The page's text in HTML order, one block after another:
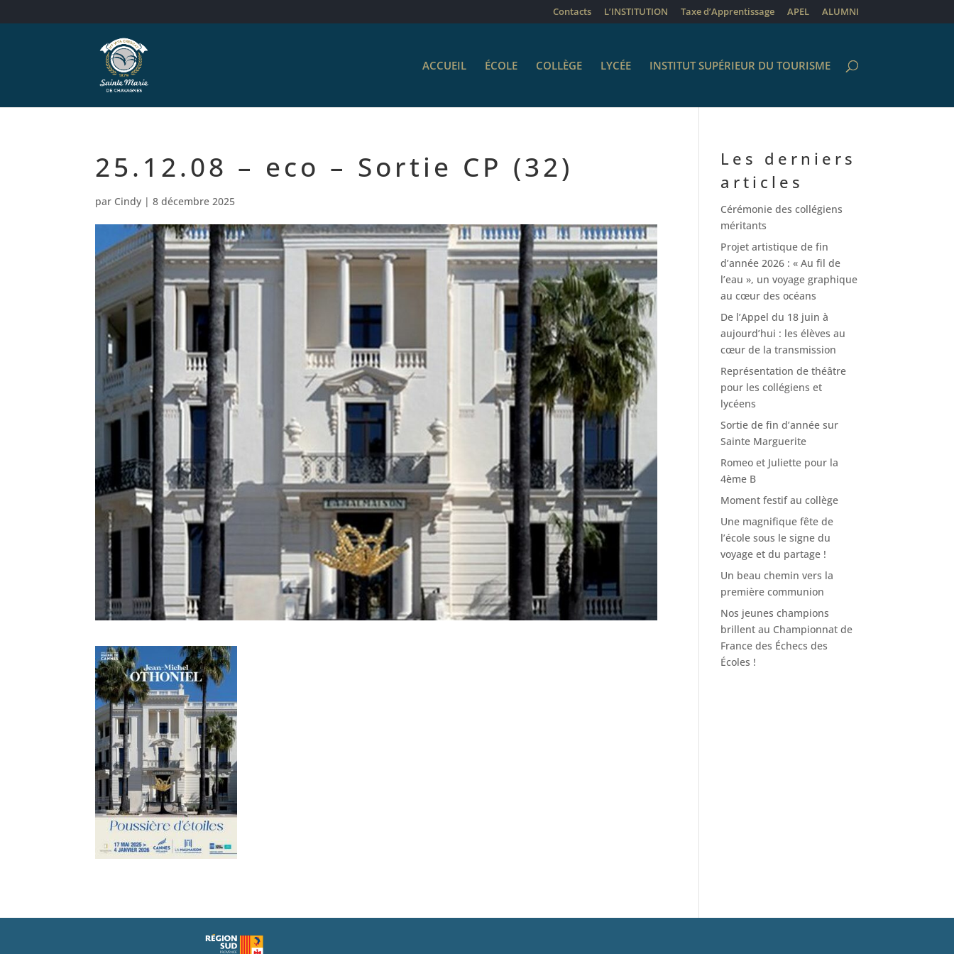
Contacts L’INSTITUTION Taxe d’Apprentissage APEL ALUMNI
ACCUEIL ÉCOLE COLLÈGE LYCÉE INSTITUT SUPÉRIEUR DU TOURISME
25.12.08 – eco – Sortie CP (32)
par Cindy |8 décembre 2025
Les derniers
articles
Cérémonie des collégiens
méritants
Projet artistique de fin
d’année 2026 : « Au fil de
l’eau », un voyage graphique
au cœur des océans
De l’Appel du 18 juin à
aujourd’hui : les élèves au
cœur de la transmission
Représentation de théâtre
pour les collégiens et
lycéens
Sortie de fin d’année sur
Sainte Marguerite
Romeo et Juliette pour la
4ème B
Moment festif au collège
Une magnifique fête de
l’école sous le signe du
voyage et du partage !
Un beau chemin vers la
première communion
Nos jeunes champions
brillent au Championnat de
France des Échecs des
Écoles !